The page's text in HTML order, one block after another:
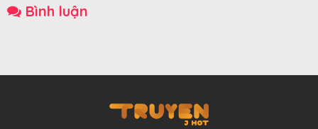
CHAP 4 4 years ago
Bình luận